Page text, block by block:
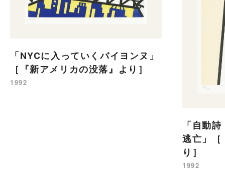
「NYCに入っていくバイヨンヌ」
［『新アメリカの没落』より］
1992
「自動
逃亡」［
り］
1992